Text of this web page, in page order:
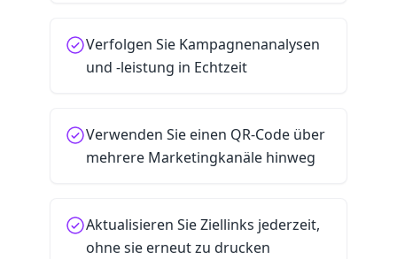
Verfolgen Sie Kampagnenanalysen
und -leistung in Echtzeit
Verwenden Sie einen QR-Code über
mehrere Marketingkanäle hinweg
Aktualisieren Sie Ziellinks jederzeit,
ohne sie erneut zu drucken